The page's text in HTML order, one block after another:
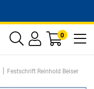
0
| Festschrift Reinhold Beiser